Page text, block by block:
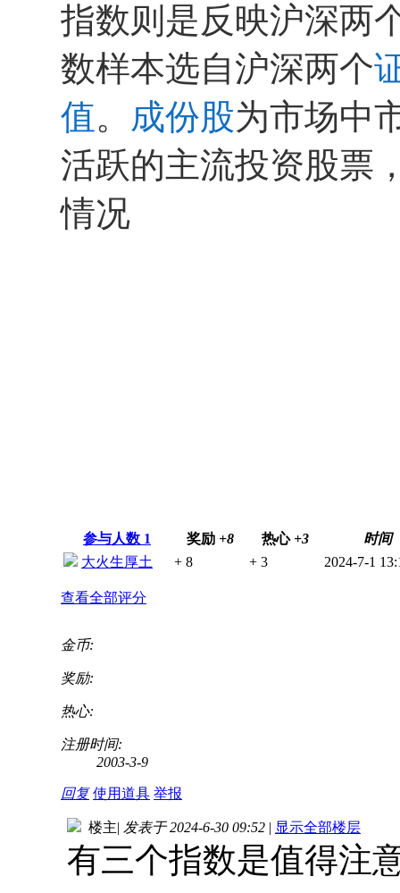
指数则是反映沪深两
数样本选自沪深两个
值。 成份股为市场中
活跃的主流投资股票
情况
参与人数 1 奖励 +8 热心 +3
时间
大火生厚土
+ 8 + 3 2024-7-1
查看全部评分
金币:
奖励:
热心:
注册时间:
2003-3-9
回复 使用道具 举报
楼主| 发表于 2024-6-30 09:52 | 显示全部楼层
有三个指数是值得注